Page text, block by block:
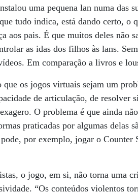
uma pequena lan numa das
tudo indica, está dando certo, o
aos pais. É que muitos deles não
as idas dos filhos às lans.
Em comparação a livros e
os jogos virtuais sejam um
de articulação, de
O problema é que ainda
praticadas por algumas delas
por exemplo, jogar o
o jogo, em si, não torna uma
“Os conteúdos violentos